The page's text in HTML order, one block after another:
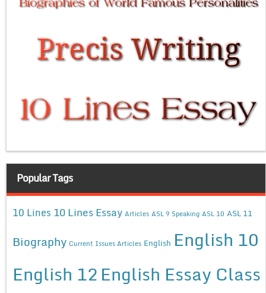
Popular Tags
10 Lines 10 Lines Essay Articles ASL 9 Speaking ASL 10 ASL 11
Biography Current Issues Articles English English 10
English 12English Essay Class